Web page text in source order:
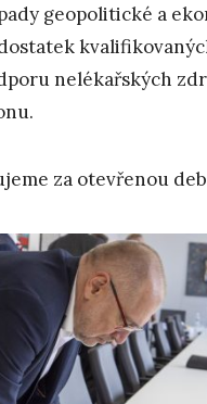
geopolitické a
nelékařských
za otevřenou